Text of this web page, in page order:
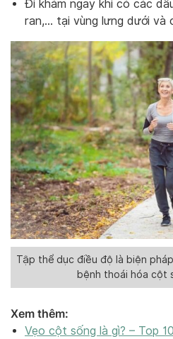
Đi khám ngay khi có các
ran,… tại vùng lưng dưới và
Tập thể dục điều độ là biện
bệnh thoái hóa cột
Xem thêm:
Vẹo cột sống là gì? – Top